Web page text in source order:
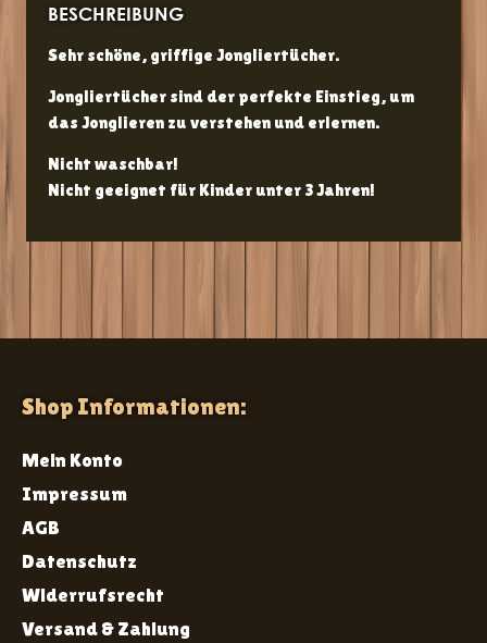
BESCHREIBUNG
Sehr schöne, griffige Jongliertücher.
Jongliertücher sind der perfekte Einstieg, um
das Jonglieren zu verstehen und erlernen.
Nicht waschbar!
Nicht geeignet für Kinder unter 3 Jahren!
Shop Informationen:
Mein Konto
Impressum
AGB
Datenschutz
Widerrufsrecht
Versand & Zahlung